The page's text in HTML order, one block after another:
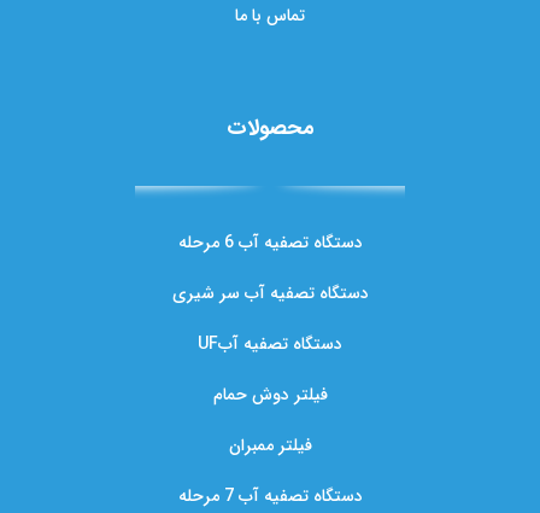
تماس با ما
محصولات
دستگاه تصفیه آب 6 مرحله
دستگاه تصفیه آب سر شیری
دستگاه تصفیه آبUF
فیلتر دوش حمام
فیلتر ممبران
دستگاه تصفیه آب 7 مرحله